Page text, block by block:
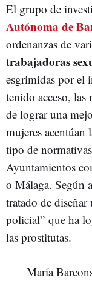
El grupo de
Autónoma de
ordenanzas de
trabajadoras
esgrimidas por el
tenido acceso, las
de lograr una
mujeres acentúan
tipo de
Ayuntamientos
o Málaga. Según
tratado de
policial” que ha
las prostitutas.
María